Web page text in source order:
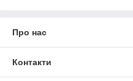
Про нас
Контакти